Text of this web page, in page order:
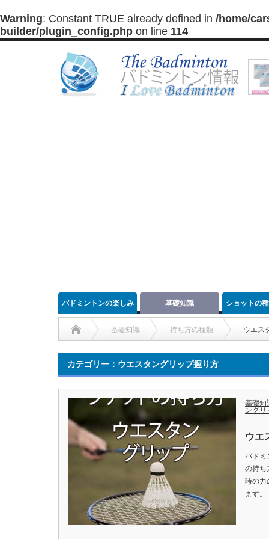
Warning: Constant TRUE already defined in /home/
builder/plugin_config.php on line 114
バドミントンの楽しみ
方と魅力
基礎知識 ショットの
方ポイ
基礎知識 持ち方の種類 ウエス
カテゴリー：ウエスタングリップ握り方
基礎知
ングリ
ウエ
バドミ
の持ち
時の力
ます